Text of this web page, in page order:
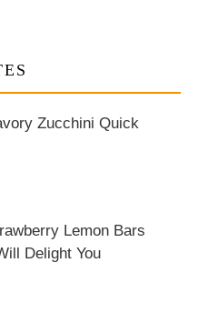
Zucchini Quick
Lemon Bars
Delight You